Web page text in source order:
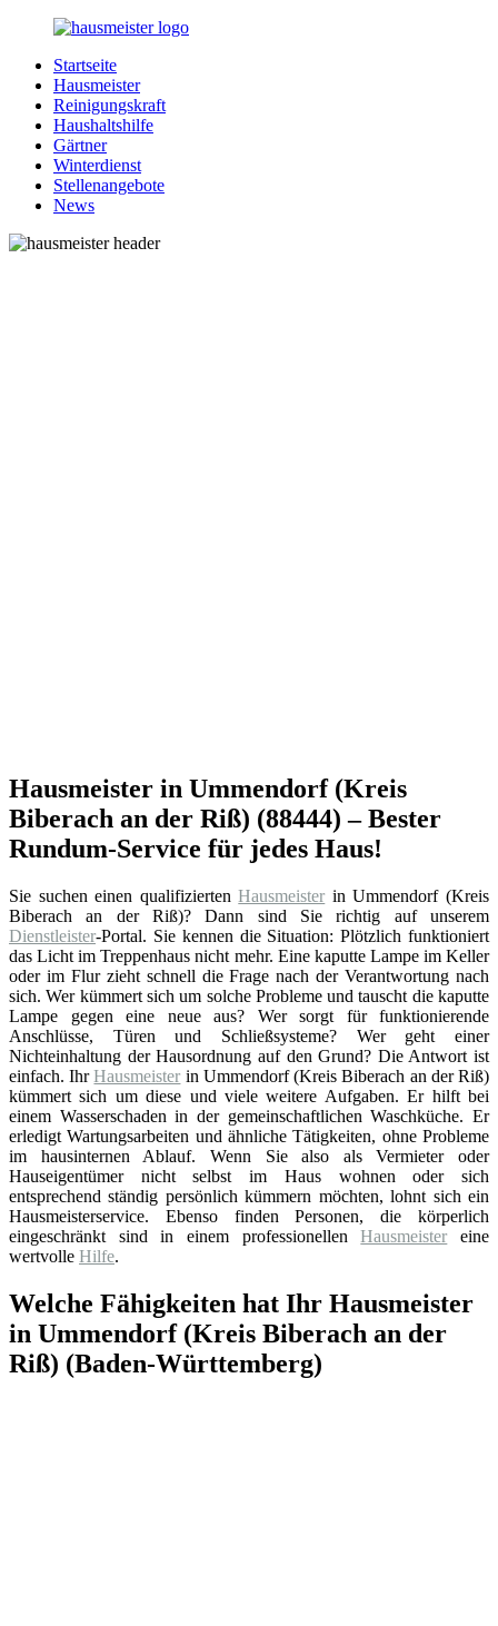
Zurück
Inhalt
Hausmeister.de
Alles
rund
Ihren
Haushalt
Startseite
Hausmeister
Reinigungskraft
Haushaltshilfe
Gärtner
Winterdienst
Stellenangebote
News
Hausmeister in Ummendorf (Kreis
Biberach an der Riß) (88444) – Bester
Rundum-Service für jedes Haus!
Sie suchen einen qualifiziertenHausmeister in Ummendorf (Kreis
Biberach an der Riß)? Dann sind Sie richtig auf unserem
Dienstleister-Portal. Sie kennen die Situation: Plötzlich funktioniert
das Licht im Treppenhaus nicht mehr. Eine kaputte Lampe im Keller
oder im Flur zieht schnell die Frage nach der Verantwortung nach
sich. Wer kümmert sich um solche Probleme und tauscht die kaputte
Lampe gegen eine neue aus? Wer sorgt für funktionierende
Anschlüsse, Türen und Schließsysteme? Wer geht einer
Nichteinhaltung der Hausordnung auf den Grund? Die Antwort ist
einfach. IhrHausmeister in Ummendorf (Kreis Biberach an der Riß)
kümmert sich um diese und viele weitere Aufgaben. Er hilft bei
einem Wasserschaden in der gemeinschaftlichen Waschküche. Er
erledigt Wartungsarbeiten und ähnliche Tätigkeiten, ohne Probleme
im hausinternen Ablauf. Wenn Sie also als Vermieter oder
Hauseigentümer nicht selbst im Haus wohnen oder sich
entsprechend ständig persönlich kümmern möchten, lohnt sich ein
Hausmeisterservice. Ebenso finden Personen, die körperlich
eingeschränkt sind in einem professionellenHausmeister eine
wertvolle Hilfe.
Welche Fähigkeiten hat Ihr Hausmeister
in Ummendorf (Kreis Biberach an der
Riß) (Baden-Württemberg)